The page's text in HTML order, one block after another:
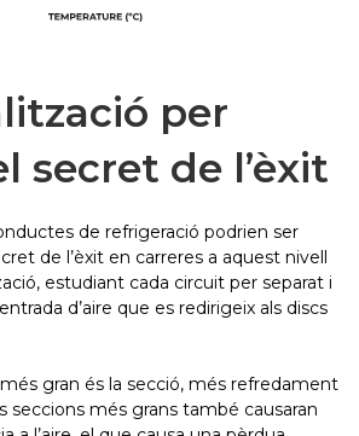
per
secret de l’èxit
de refrigeració podrien ser
de l’èxit en carreres a aquest nivell
estudiant cada circuit per separat i
d’aire que es redirigeix ​​als discs
gran és la secció, més refredament
seccions més grans també causaran